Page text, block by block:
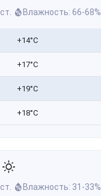
Влажность: 66-68%
+14°C
+17°C
+19°C
+18°C
Влажность: 31-33%